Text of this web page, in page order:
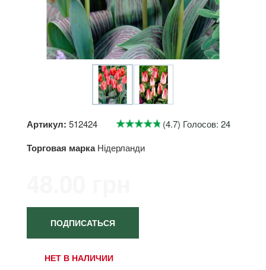
Артикул: 512424 (4.7) Голосов: 24
Торговая марка Нідерланди
ПОДПИСАТЬСЯ
НЕТ В НАЛИЧИИ